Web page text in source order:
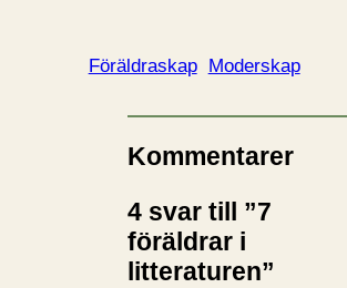
Föräldraskap Moderskap
Kommentarer
4 svar till ”7
föräldrar i
litteraturen”